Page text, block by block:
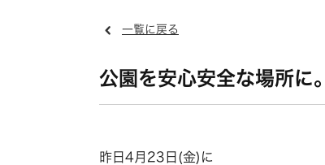
一覧に戻る
公園を安心安全な場所に。
昨日4月23日(金)に